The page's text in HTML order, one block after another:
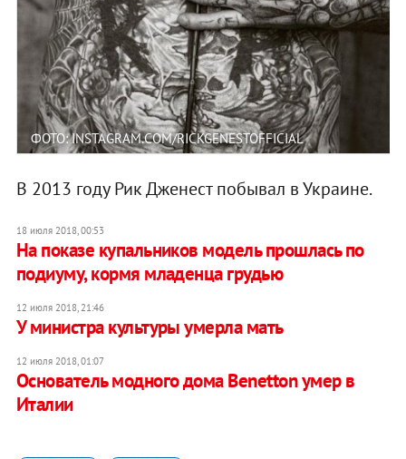
ФОТО: INSTAGRAM.COM/RICKGENESTOFFICIAL
В 2013 году Рик Дженест побывал в Украине.
18 июля 2018, 00:53
На показе купальников модель прошлась по
подиуму, кормя младенца грудью
12 июля 2018, 21:46
У министра культуры умерла мать
12 июля 2018, 01:07
Основатель модного дома Benetton умер в
Италии